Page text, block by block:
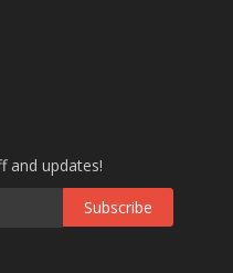
and updates!
Subscribe